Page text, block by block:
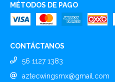
MÉTODOS DE PAGO
CONTÁCTANOS
56 1127 1383
aztecwingsmx@gmail.com